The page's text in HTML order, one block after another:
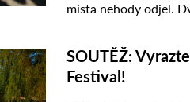
místa nehody odjel.
SOUTĚŽ:
Festival!